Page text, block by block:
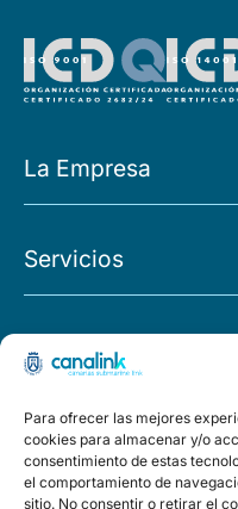
Para ofrecer las mejores
cookies para almacenar y/o
consentimiento de estas
el comportamiento de
sitio. No consentir o retirar el
La Empresa
Empleo
FAQs
Servicios
O&M
Capacidad
Housing
Proyectos
Morocco
El Hierro
Políticas
Aviso legalPolítica de